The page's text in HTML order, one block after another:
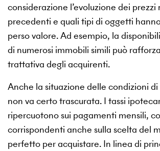
considerazione l’evoluzione dei prezzi
precedenti e quali tipi di oggetti
perso valore. Ad esempio, la
di numerosi immobili simili può
trattativa degli acquirenti.
Anche la situazione delle condizioni
non va certo trascurata. I tassi
ripercuotono sui pagamenti mensili,
corrispondenti anche sulla scelta del
perfetto per acquistare. In linea di